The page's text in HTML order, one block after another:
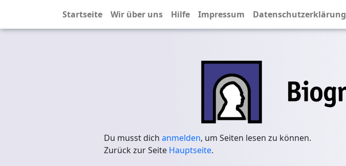
Startseite Wir über uns Hilfe Impressum Datenschutzerklärung
Du musst dich anmelden, um Seiten lesen zu können.
Zurück zur Seite Hauptseite.